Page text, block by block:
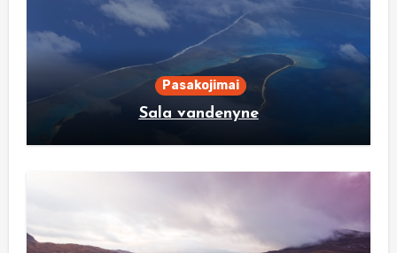
Pasakojimai
Sala vandenyne